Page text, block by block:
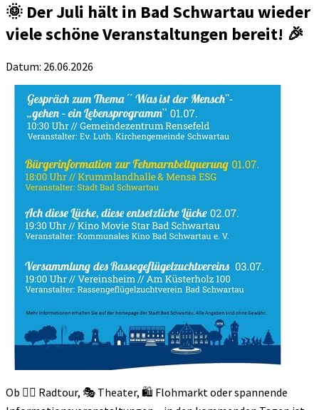
🌞 Der Juli hält in Bad Schwartau wieder
viele schöne Veranstaltungen bereit! 🎉
Datum: 26.06.2026
Ob 🚴‍♀️ Radtour, 🎭 Theater, 🛍️ Flohmarkt oder spannende